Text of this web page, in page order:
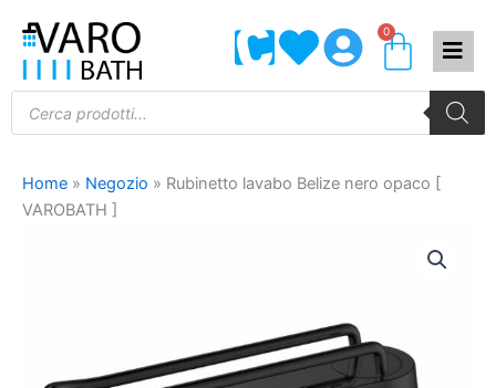
contenuto
0
Products
search
Home » Negozio » Rubinetto lavabo Belize nero opaco [
VAROBATH ]